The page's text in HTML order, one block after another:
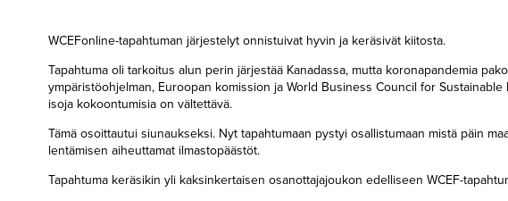
WCEFonline-tapahtuman järjestelyt onnistuivat hyvin ja keräsivät kiitosta.
Tapahtuma oli tarkoitus alun perin järjestää Kanadassa, mutta koronapandemia
ympäristöohjelman, Euroopan komission ja World Business Council for
isoja kokoontumisia on vältettävä.
Tämä osoittautui siunaukseksi. Nyt tapahtumaan pystyi osallistumaan mistä päin
lentämisen aiheuttamat ilmastopäästöt.
Tapahtuma keräsikin yli kaksinkertaisen osanottajajoukon edelliseen WCEF-